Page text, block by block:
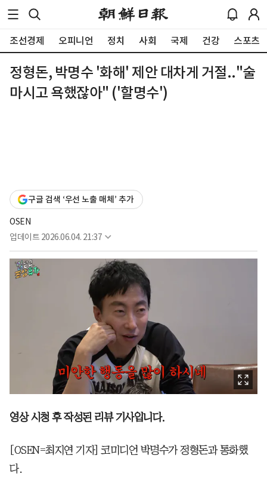
조선경제 오피니언 정치 사회 국제 건강 스포츠
정형돈, 박명수 '화해' 제안 대차게 거절.."술
마시고 욕했잖아" ('할명수')
구글 검색 ‘우선 노출 매체’ 추가
OSEN
업데이트 2026.06.04. 21:37
영상 시청 후 작성된 리뷰 기사입니다.
[OSEN=최지연 기자] 코미디언 박명수가 정형돈과 통화했
다.